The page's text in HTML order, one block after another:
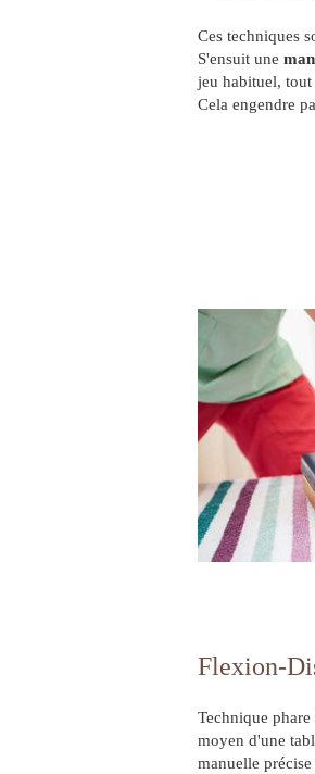
Ces techniques
S'ensuit une
jeu habituel, tout
Cela engendre
Flexion-
Technique
moyen d'une
manuelle